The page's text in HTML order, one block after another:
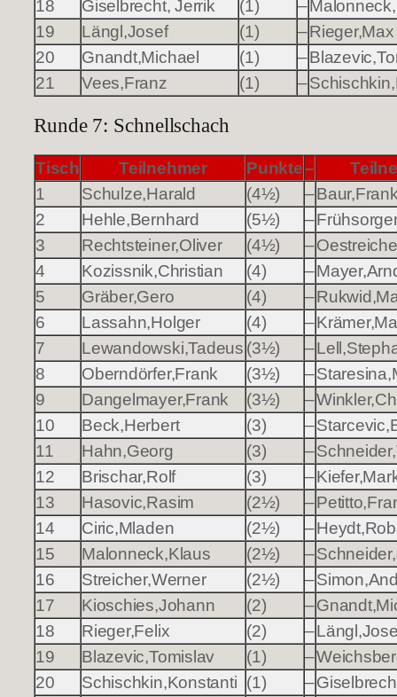
18 Giselbrecht, Jerrik (1) –
19
Längl,Josef (1) –Rieger,Max
20
Gnandt,Michael (1) –
21
Vees,Franz (1) –
Runde 7: Schnellschach
Tisch Teilnehmer Punkte–
1
Schulze,Harald (4½) –
2
Hehle,Bernhard (5½) –
3
Rechtsteiner,Oliver (4½) –
4
Kozissnik,Christian (4) –
5
Gräber,Gero (4) –
6
Lassahn,Holger (4) –
7
Lewandowski,Tadeus (3½) –
8
Oberndörfer,Frank (3½) –
9
Dangelmayer,Frank (3½) –
10
Beck,Herbert (3) –
11
Hahn,Georg (3) –
12
Brischar,Rolf (3) –
13
Hasovic,Rasim (2½) –
14
Ciric,Mladen (2½) –
15
Malonneck,Klaus (2½) –
16
Streicher,Werner (2½) –
17
Kioschies,Johann (2) –
18
Rieger,Felix (2) –
19
Blazevic,Tomislav (1) –
20
Schischkin,Konstanti (1) –